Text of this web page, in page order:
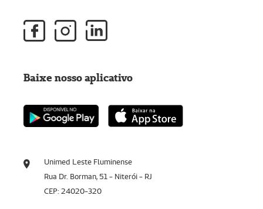
Unimed Leste Fluminense
Rua Dr. Borman, 51 - Niterói - RJ
CEP: 24020-320
Baixe nosso aplicativo